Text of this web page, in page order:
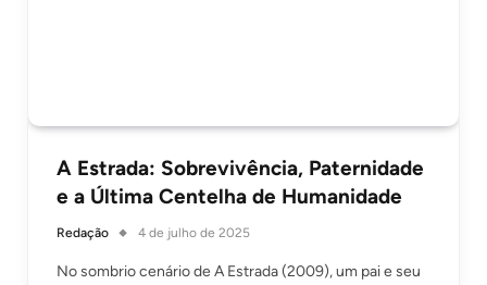
A Estrada: Sobrevivência, Paternidade
e a Última Centelha de Humanidade
Redação 4 de julho de 2025
No sombrio cenário de A Estrada (2009), um pai e seu